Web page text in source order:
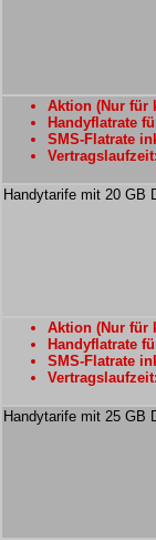
Aktion (Nur für
Handyflatrate
SMS-Flatrate
Handytarife mit 20 GB
Aktion (Nur für
Handyflatrate
SMS-Flatrate
Handytarife mit 25 GB